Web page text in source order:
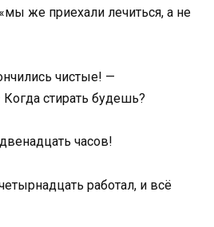
же приехали лечиться, а не
чистые! —
стирать будешь?
часов!
работал, и всё